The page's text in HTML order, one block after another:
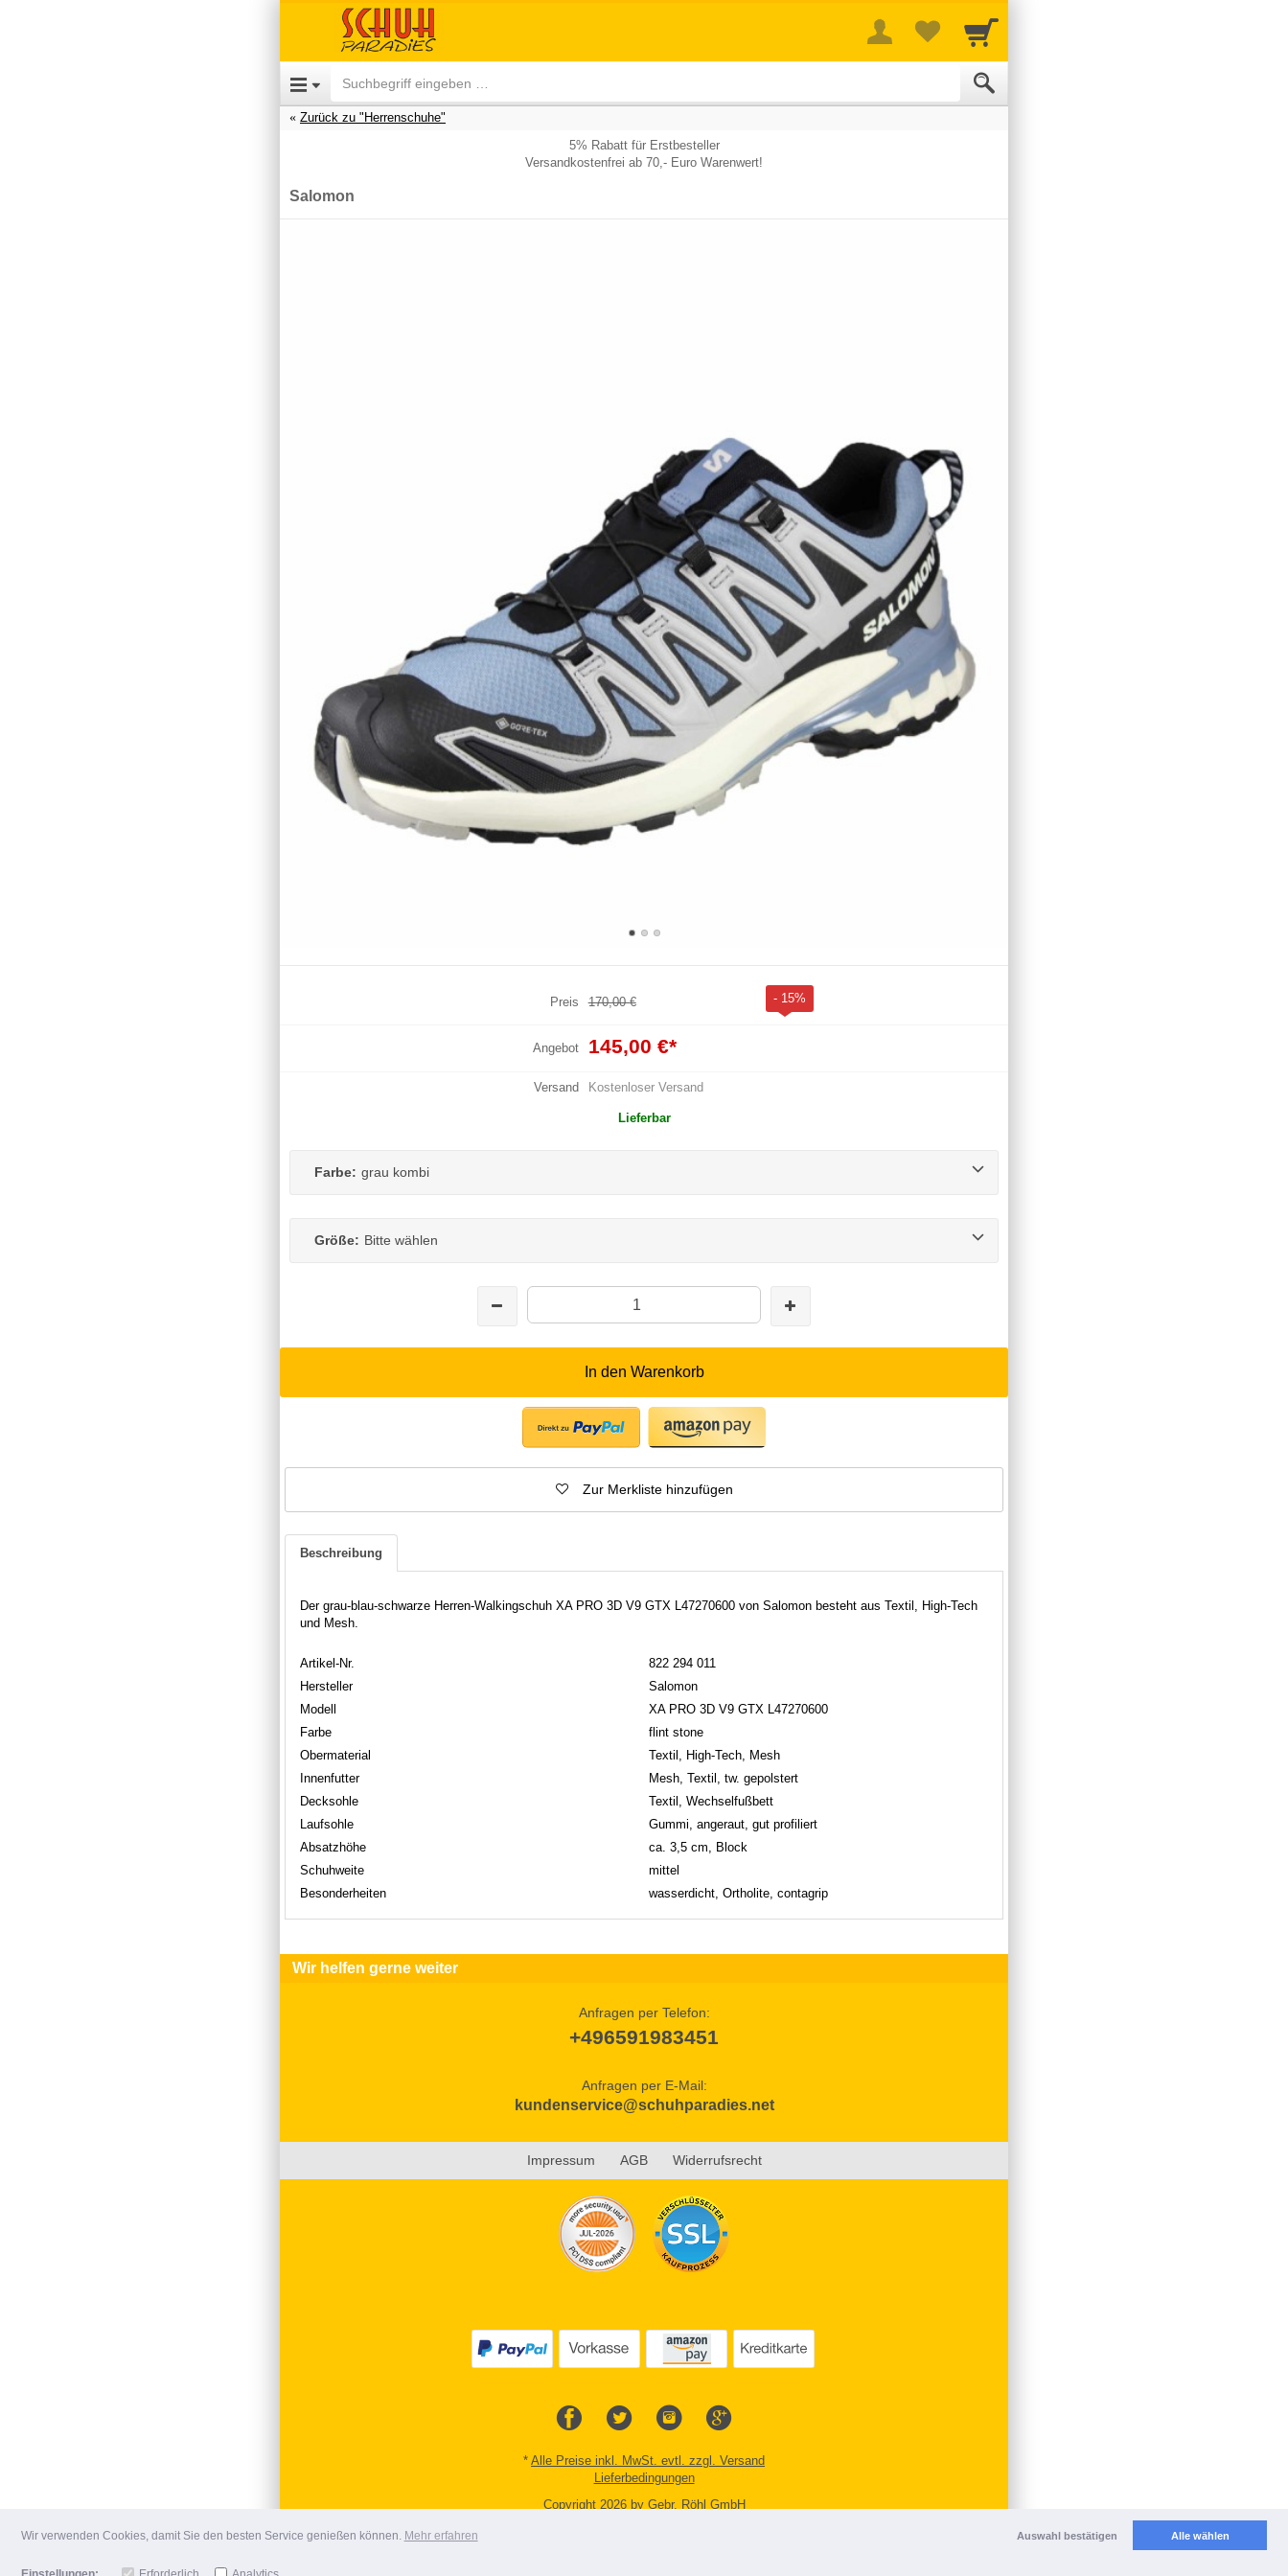
Wir verwenden Cookies, damit Sie den besten Service genießen können. Mehr erfahren Auswahl bestätigen Alle wählen
Zurück zu "Herrenschuhe"
5% Rabatt für Erstbesteller
Versandkostenfrei ab 70,- Euro Warenwert!
Salomon
Preis 170,00 € - 15%
Angebot 145,00 €*
Versand Kostenloser Versand
Lieferbar
Farbe: grau kombi
Größe: Bitte wählen
In den Warenkorb
Zur Merkliste hinzufügen
Beschreibung
Der grau-blau-schwarze Herren-Walkingschuh XA PRO 3D V9 GTX L47270600 von Salomon besteht aus Textil, High-Tech
und Mesh.
Artikel-Nr.
822 294 011
Hersteller
Salomon
Modell
XA PRO 3D V9 GTX L47270600
Farbe
flint stone
Obermaterial
Textil, High-Tech, Mesh
Innenfutter
Mesh, Textil, tw. gepolstert
Decksohle
Textil, Wechselfußbett
Laufsohle
Gummi, angeraut, gut profiliert
Absatzhöhe
ca. 3,5 cm, Block
Schuhweite
mittel
Besonderheiten
wasserdicht, Ortholite, contagrip
Wir helfen gerne weiter
Anfragen per Telefon:
+496591983451
Anfragen per E-Mail:
kundenservice@schuhparadies.net
Impressum AGB Widerrufsrecht
* Alle Preise inkl. MwSt. evtl. zzgl. Versand
Lieferbedingungen
Copyright 2026 by Gebr. Röhl GmbH